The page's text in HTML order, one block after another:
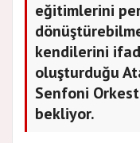
eğitimlerini
kendilerini
oluşturduğu
Senfoni
bekliyor.